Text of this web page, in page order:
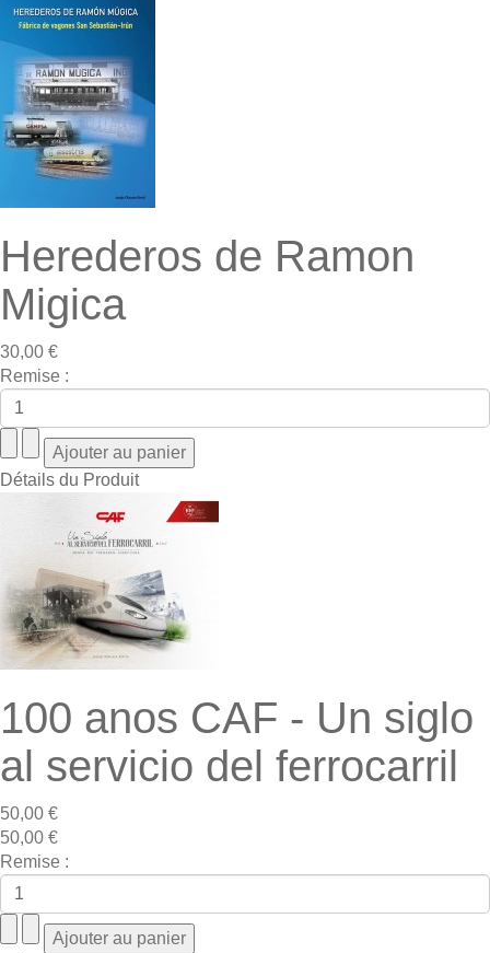
Herederos de Ramon
Migica
30,00 €
Remise :
Détails du Produit
100 anos CAF - Un siglo
al servicio del ferrocarril
50,00 €
50,00 €
Remise :